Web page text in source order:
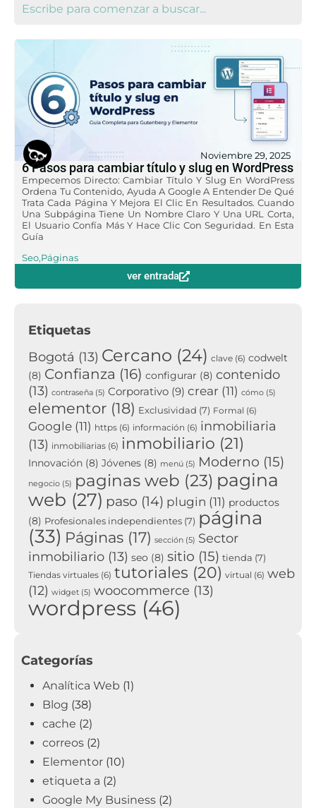
Noviembre 29, 2025
6 Pasos para cambiar título y slug en WordPress
Empecemos Directo: Cambiar Título Y Slug En WordPress
Ordena Tu Contenido, Ayuda A Google A Entender De Qué
Trata Cada Página Y Mejora El Clic En Resultados. Cuando
Una Subpágina Tiene Un Nombre Claro Y Una URL Corta,
El Usuario Confía Más Y Hace Clic Con Seguridad. En Esta
Guía
Seo,Páginas
ver entrada
Etiquetas
Bogotá (13) Cercano (24) clave (6) codwelt
(8) Confianza (16) configurar (8) contenido
(13) contraseña (5) Corporativo (9) crear (11) cómo (5)
elementor (18) Exclusividad (7) Formal (6)
Google (11) https (6) información (6) inmobiliaria
(13) inmobiliarias (6) inmobiliario (21)
Innovación (8) Jóvenes (8) menú (5) Moderno (15)
negocio (5) paginas web (23) pagina
web (27) paso (14) plugin (11) productos
(8) Profesionales independientes (7) página
(33) Páginas (17) sección (5) Sector
inmobiliario (13) seo (8) sitio (15) tienda (7)
Tiendas virtuales (6) tutoriales (20) virtual (6) web
(12) widget (5) woocommerce (13)
wordpress (46)
Categorías
Analítica Web (1)
Blog (38)
cache (2)
correos (2)
Elementor (10)
etiqueta a (2)
Google My Business (2)